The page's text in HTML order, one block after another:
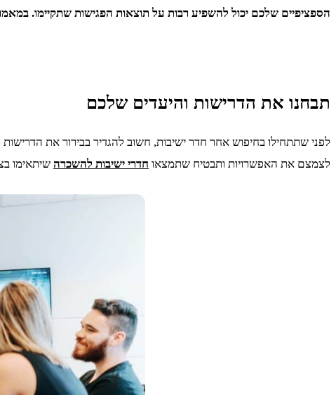
הספציפיים שלכם יכול להשפיע רבות על תוצאות הפגישות שתקיימו.
תבחנו את הדרישות והיעדים שלכם
לפני שתתחילו בחיפוש אחר חדר ישיבות, חשוב להגדיר בבירור את
לצמצם את האפשרויות ותבטיח שתמצאו חדרי ישיבות להשכרה שיתאימו